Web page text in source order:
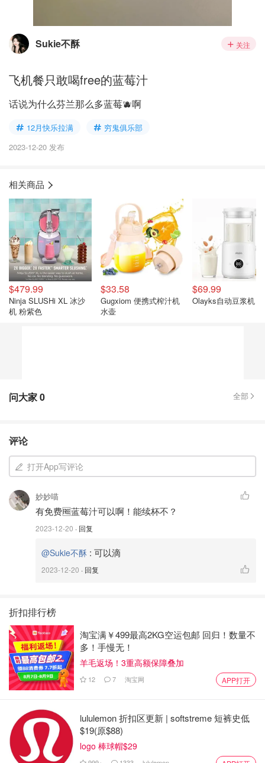
Sukie不酥 关注
飞机餐只敢喝free的蓝莓汁
话说为什么芬兰那么多蓝莓🫐啊
12月快乐拉满
穷鬼俱乐部
2023-12-20 发布
相关商品
$479.99
Ninja SLUSHi XL 冰沙
机 粉紫色
$33.58
Gugxiom 便携式榨汁机
水壶
$69.99
Olayks自动豆浆机
问大家0 全部
评论
打开App写评论
妙妙喵
有免费🆓蓝莓汁可以啊！能续杯不？
2023-12-20 · 回复
@Sukie不酥 : 可以滴
2023-12-20 · 回复
折扣排行榜
淘宝满￥499最高2KG空运包邮 回归！数量不
多！手慢无！
羊毛返场！3重高额保障叠加
12 7 淘宝网 APP打开
lululemon 折扣区更新 | softstreme 短裤史低
$19(原$88)
logo 棒球帽$29